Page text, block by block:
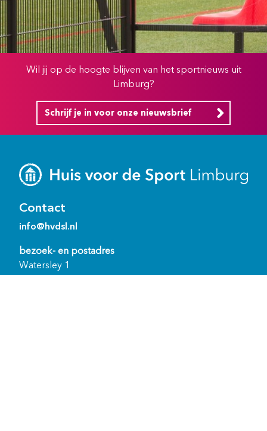
Wil jij op de hoogte blijven van het sportnieuws uit
Limburg?
Schrijf je in voor onze nieuwsbrief
Contact
info@hvdsl.nl
bezoek- en postadres
Watersley 1